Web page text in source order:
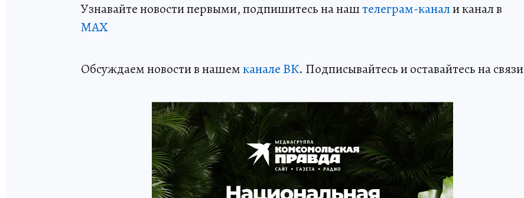
Узнавайте новости первыми, подпишитесь на наштелеграм-канали канал в
МАХ
Обсуждаем новости в нашемканале ВК. Подписывайтесь и оставайтесь на связи